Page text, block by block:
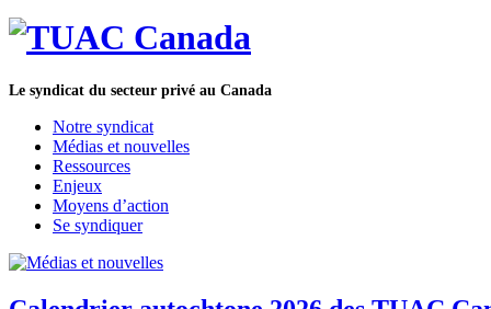
Le syndicat du secteur privé au Canada
Notre syndicat
Médias et nouvelles
Ressources
Enjeux
Moyens d’action
Se syndiquer